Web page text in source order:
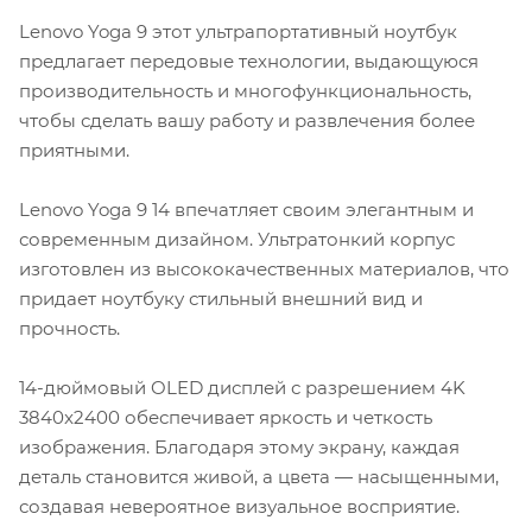
Lenovo Yoga 9 этот ультрапортативный ноутбук
предлагает передовые технологии, выдающуюся
производительность и многофункциональность,
чтобы сделать вашу работу и развлечения более
приятными.
Lenovo Yoga 9 14 впечатляет своим элегантным и
современным дизайном. Ультратонкий корпус
изготовлен из высококачественных материалов, что
придает ноутбуку стильный внешний вид и
прочность.
14-дюймовый OLED дисплей с разрешением 4K
3840x2400 обеспечивает яркость и четкость
изображения. Благодаря этому экрану, каждая
деталь становится живой, а цвета — насыщенными,
создавая невероятное визуальное восприятие.